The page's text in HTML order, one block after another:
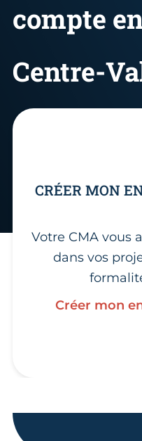
compte
Centre-
CRÉER MON
Votre CMA vous
dans vos
Créer mon